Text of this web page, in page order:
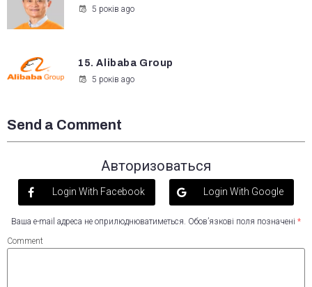
5 років ago
15. Alibaba Group
5 років ago
Send a Comment
Авторизоваться
Login With Facebook Login With Google
Ваша e-mail адреса не оприлюднюватиметься. Обов’язкові поля позначені *
Comment